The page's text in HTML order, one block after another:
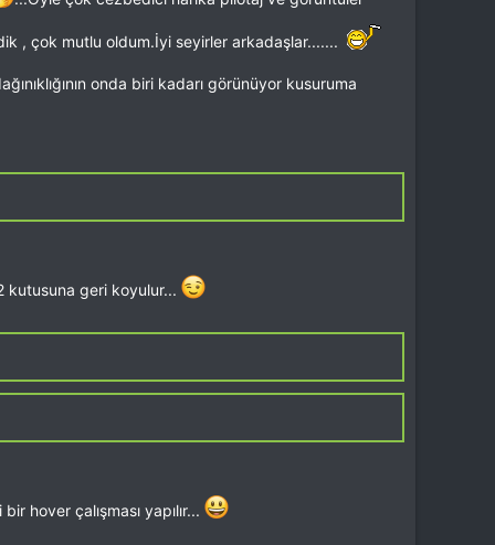
, çok mutlu oldum.İyi seyirler arkadaşlar.......
onda biri kadarı görünüyor kusuruma
kutusuna geri koyulur...
hover çalışması yapılır...